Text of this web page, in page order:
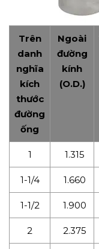
Trên
danh
nghĩa
kích
thước
đường
ống
Ngoài
đường
kính
(O.D.)
1 1.315
1-1/4 1.660
1-1/2 1.900
2 2.375